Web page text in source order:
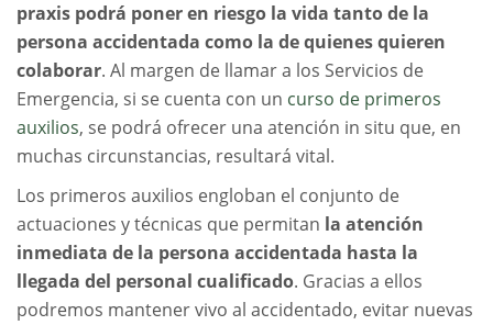
praxis podrá poner en riesgo la vida tanto de la
persona accidentada como la de quienes quieren
colaborar. Al margen de llamar a los Servicios de
Emergencia, si se cuenta con un curso de primeros
auxilios, se podrá ofrecer una atención in situ que, en
muchas circunstancias, resultará vital.
Los primeros auxilios engloban el conjunto de
actuaciones y técnicas que permitan la atención
inmediata de la persona accidentada hasta la
llegada del personal cualificado. Gracias a ellos
podremos mantener vivo al accidentado, evitar nuevas